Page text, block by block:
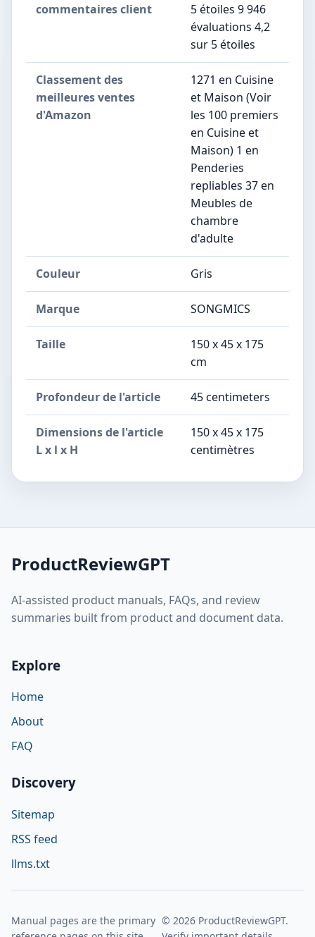
commentaires client
5 étoiles 9 946
évaluations 4,2
sur 5 étoiles
Classement des
meilleures ventes
d'Amazon
1271 en Cuisine
et Maison (Voir
les 100 premiers
en Cuisine et
Maison) 1 en
Penderies
repliables 37 en
Meubles de
chambre
d'adulte
Couleur Gris
Marque SONGMICS
Taille
150 x 45 x 175
cm
Profondeur de l'article 45 centimeters
Dimensions de l'article
L x l x H
150 x 45 x 175
centimètres
ProductReviewGPT
AI-assisted product manuals, FAQs, and review
summaries built from product and document data.
Explore
Home
About
FAQ
Discovery
Sitemap
RSS feed
llms.txt
Manual pages are the primary © 2026 ProductReviewGPT.